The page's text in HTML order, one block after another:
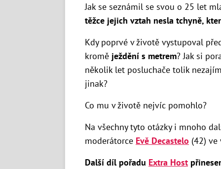
Jak se seznámil se svou o 25 let
těžce jejich vztah nesla tchyně,
Kdy poprvé v životě vystupoval
kromě ježdění s metrem? Jak si
několik let posluchače tolik
jinak?
Co mu v životě nejvíc pomohlo?
Na všechny tyto otázky i mnoho
moderátorce Evě Decastelo (42) ve
Další díl pořadu Extra Host